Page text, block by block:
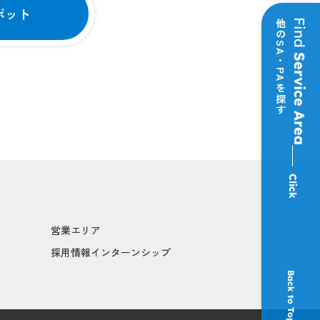
他のSA・PAを探す Find
Service Area
Click
Back to Top
ット
営業エリア
採用情報インターンシップ